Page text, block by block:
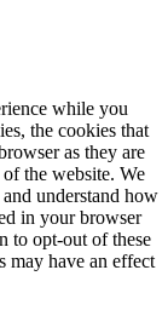
while you
the cookies that
as they are
the website. We
understand how
in your browser
to opt-out of these
may have an effect